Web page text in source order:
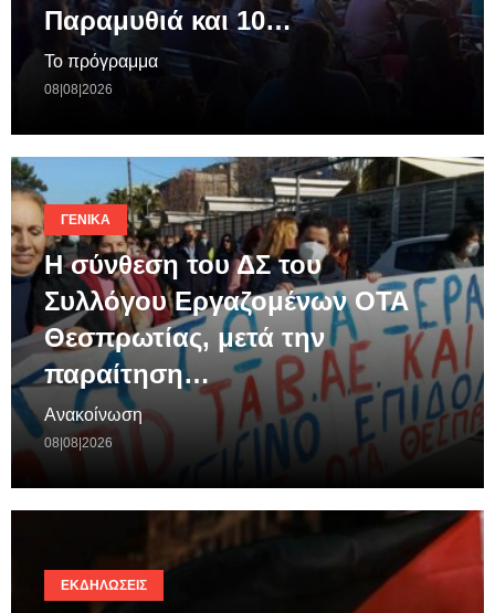
Παραμυθιά και 10…
Το πρόγραμμα
08|08|2026
ΓΕΝΙΚΆ
Η σύνθεση του ΔΣ του
Συλλόγου Εργαζομένων ΟΤΑ
Θεσπρωτίας, μετά την
παραίτηση…
Ανακοίνωση
08|08|2026
ΕΚΔΗΛΏΣΕΙΣ